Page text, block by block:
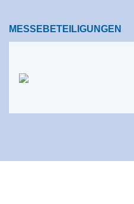
MESSEBETEILIGUNGEN